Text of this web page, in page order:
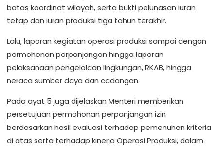
batas koordinat wilayah, serta bukti pelunasan iuran
tetap dan iuran produksi tiga tahun terakhir.
Lalu, laporan kegiatan operasi produksi sampai dengan
permohonan perpanjangan hingga laporan
pelaksanaan pengelolaan lingkungan, RKAB, hingga
neraca sumber daya dan cadangan.
Pada ayat 5 juga dijelaskan Menteri memberikan
persetujuan permohonan perpanjangan izin
berdasarkan hasil evaluasi terhadap pemenuhan kriteria
di atas serta terhadap kinerja Operasi Produksi, dalam